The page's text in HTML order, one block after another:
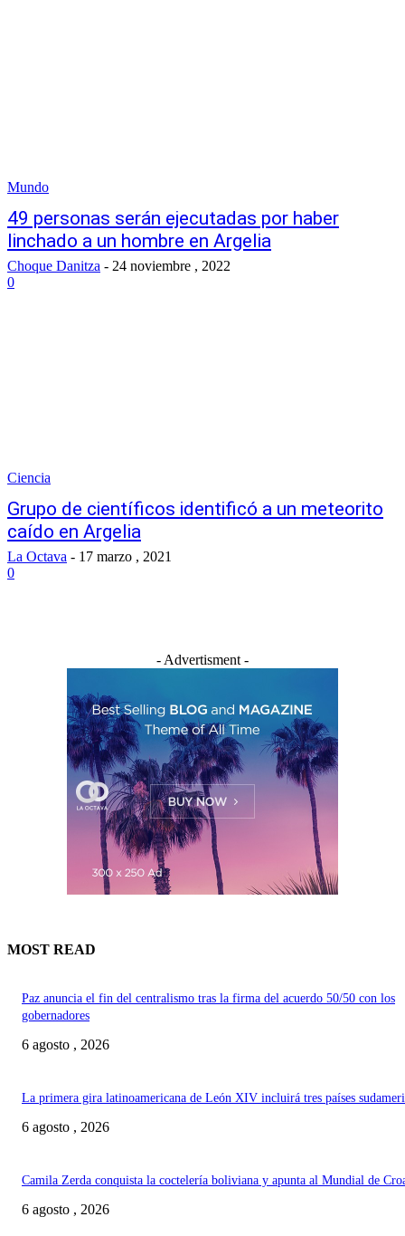
Mundo
49 personas serán ejecutadas por haber
linchado a un hombre en Argelia
Choque Danitza - 24 noviembre , 2022
0
Ciencia
Grupo de científicos identificó a un meteorito
caído en Argelia
La Octava - 17 marzo , 2021
0
- Advertisment -
MOST READ
Paz anuncia el fin del centralismo tras la firma del acuerdo 50/50 con los
gobernadores
6 agosto , 2026
La primera gira latinoamericana de León XIV incluirá tres países
6 agosto , 2026
Camila Zerda conquista la coctelería boliviana y apunta al Mundial de
6 agosto , 2026